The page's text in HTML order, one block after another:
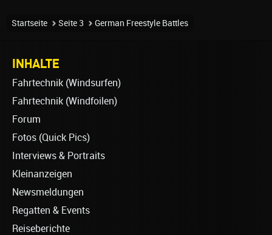
Startseite Seite 3 German Freestyle Battles
INHALTE
Fahrtechnik (Windsurfen)
Fahrtechnik (Windfoilen)
Forum
Fotos (Quick Pics)
Interviews & Portraits
Kleinanzeigen
Newsmeldungen
Regatten & Events
Reiseberichte